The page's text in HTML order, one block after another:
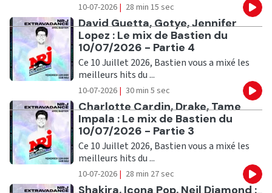
10-07-2026 | 28 min 15 sec
Ecouter
David Guetta, Gotye, Jennifer
Lopez : Le mix de Bastien du
10/07/2026 - Partie 4
Ce 10 Juillet 2026, Bastien vous a mixé les
meilleurs hits du ...
10-07-2026 | 30 min 5 sec
Ecouter
Charlotte Cardin, Drake, Tame
Impala : Le mix de Bastien du
10/07/2026 - Partie 3
Ce 10 Juillet 2026, Bastien vous a mixé les
meilleurs hits du ...
10-07-2026 | 28 min 27 sec
Ecouter
Shakira, Icona Pop, Neil Diamond :